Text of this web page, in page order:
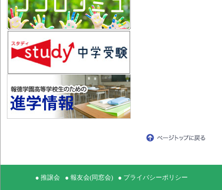
● 推譲会 ● 報友会(同窓会) ● プライバシーポリシー